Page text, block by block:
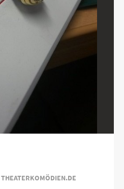
THEATERKOMÖDIEN.DE